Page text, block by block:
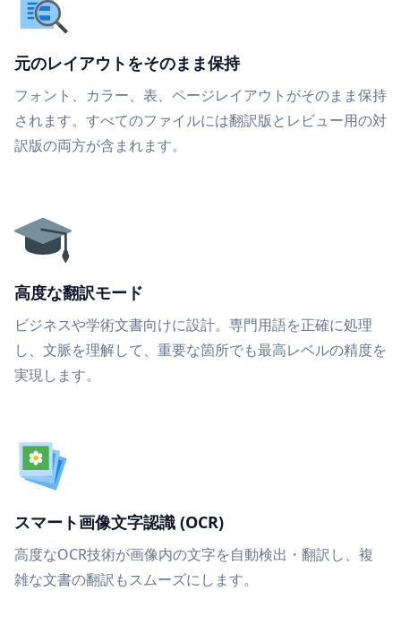
元のレイアウトをそのまま保持
フォント、カラー、表、ページレイアウトがそのまま保持
されます。すべてのファイルには翻訳版とレビュー用の対
訳版の両方が含まれます。
高度な翻訳モード
ビジネスや学術文書向けに設計。専門用語を正確に処理
し、文脈を理解して、重要な箇所でも最高レベルの精度を
実現します。
スマート画像文字認識 (OCR)
高度なOCR技術が画像内の文字を自動検出・翻訳し、複
雑な文書の翻訳もスムーズにします。